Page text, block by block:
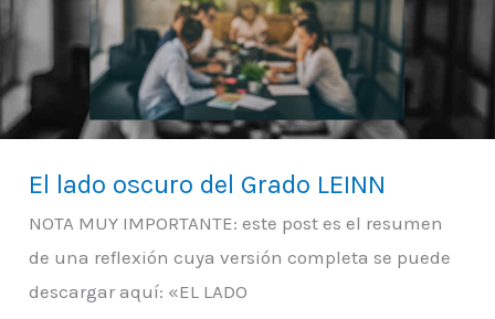
El lado oscuro del Grado LEINN
NOTA MUY IMPORTANTE: este post es el resumen
de una reflexión cuya versión completa se puede
descargar aquí: «EL LADO
Grado
LEINN